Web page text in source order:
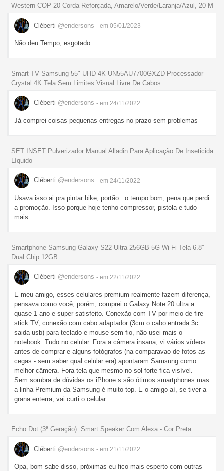
Western COP-20 Corda Reforçada, Amarelo/Verde/Laranja/Azul, 20 M
Cléberti @endersons - em 05/01/2023
Não deu Tempo, esgotado.
Smart TV Samsung 55" UHD 4K UN55AU7700GXZD Processador
Crystal 4K Tela Sem Limites Visual Livre De Cabos
Cléberti @endersons - em 24/11/2022
Já comprei coisas pequenas entregas no prazo sem problemas
SET INSET Pulverizador Manual Alladin Para Aplicação De Inseticida
Líquido
Cléberti @endersons - em 24/11/2022
Usava isso ai pra pintar bike, portão...o tempo bom, pena que perdi
a promoção. Isso porque hoje tenho compressor, pistola e tudo
mais....
Smartphone Samsung Galaxy S22 Ultra 256GB 5G Wi-Fi Tela 6.8''
Dual Chip 12GB
Cléberti @endersons - em 22/11/2022
E meu amigo, esses celulares premium realmente fazem diferença,
pensava como você, porém, comprei o Galaxy Note 20 ultra a
quase 1 ano e super satisfeito. Conexão com TV por meio de fire
stick TV, conexão com cabo adaptador (3cm o cabo entrada 3c
saida usb) para teclado e mouse sem fio, não usei mais o
notebook. Tudo no celular. Fora a câmera insana, vi vários vídeos
antes de comprar e alguns fotógrafos (na comparavao de fotos as
cegas - sem saber qual celular era) apontaram Samsung como
melhor câmera. Fora tela que mesmo no sol forte fica visível.
Sem sombra de dúvidas os iPhone s são ótimos smartphones mas
a linha Premium da Samsung é muito top. E o amigo aí, se tiver a
grana enterra, vai curti o celular.
Echo Dot (3ª Geração): Smart Speaker Com Alexa - Cor Preta
Cléberti @endersons - em 21/11/2022
Opa, bom sabe disso, próximas eu fico mais esperto com outras